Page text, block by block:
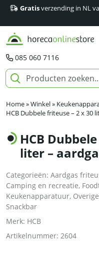
Gratisverzending in NL
085 060 7116
Home»Winkel»
HCB Dubbele friteuse – 2 x 30
HCB
liter –
Categorieën: Aardgas
Camping en recreatie,
Keukenapparatuur,
Snackbar
Merk: HCB
Artikelnummer: 2604